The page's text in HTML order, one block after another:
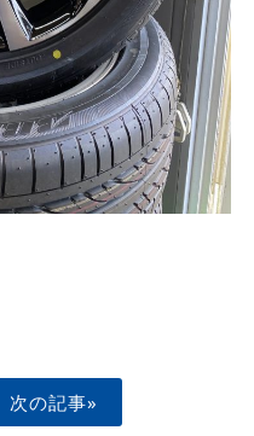
次の記事»